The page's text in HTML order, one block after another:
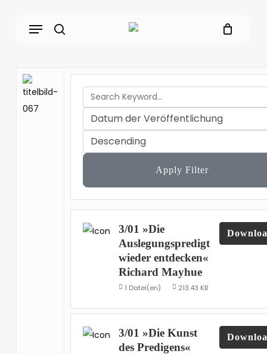
Menu
Apply Filter
3/01 »Die
Auslegungspredigt
wieder entdecken«
Richard Mayhue
1 Datei(en) 213.43 KB
3/01 »Die Kunst
des Predigens«